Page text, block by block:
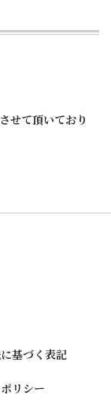
せて頂いており
基づく表記
リシー